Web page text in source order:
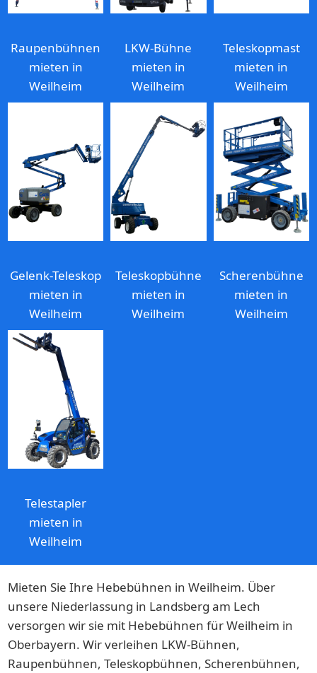
Raupenbühnen
mieten in
Weilheim
LKW-Bühne
mieten in
Weilheim
Teleskopmast
mieten in
Weilheim
Gelenk-Teleskop
mieten in
Weilheim
Teleskopbühne
mieten in
Weilheim
Scherenbühne
mieten in
Weilheim
Telestapler
mieten in
Weilheim
Mieten Sie Ihre Hebebühnen in Weilheim. Über
unsere Niederlassung in Landsberg am Lech
versorgen wir sie mit Hebebühnen für Weilheim in
Oberbayern. Wir verleihen LKW-Bühnen,
Raupenbühnen, Teleskopbühnen, Scherenbühnen,